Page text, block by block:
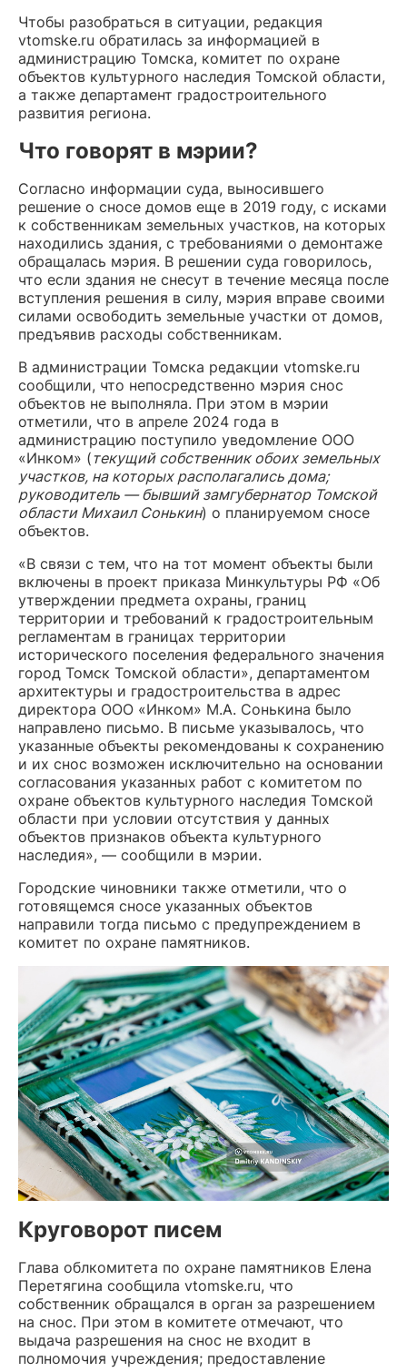
Чтобы разобраться в ситуации, редакция
vtomske.ru обратилась за информацией в
администрацию Томска, комитет по охране
объектов культурного наследия Томской области,
а также департамент градостроительного
развития региона.
Что говорят в мэрии?
Согласно информации суда, выносившего
решение о сносе домов еще в 2019 году, с исками
к собственникам земельных участков, на которых
находились здания, с требованиями о демонтаже
обращалась мэрия. В решении суда говорилось,
что если здания не снесут в течение месяца после
вступления решения в силу, мэрия вправе своими
силами освободить земельные участки от домов,
предъявив расходы собственникам.
В администрации Томска редакции vtomske.ru
сообщили, что непосредственно мэрия снос
объектов не выполняла. При этом в мэрии
отметили, что в апреле 2024 года в
администрацию поступило уведомление ООО
«Инком» (текущий собственник обоих земельных
участков, на которых располагались дома;
руководитель — бывший замгубернатор Томской
области Михаил Сонькин) о планируемом сносе
объектов.
«В связи с тем, что на тот момент объекты были
включены в проект приказа Минкультуры РФ «Об
утверждении предмета охраны, границ
территории и требований к градостроительным
регламентам в границах территории
исторического поселения федерального значения
город Томск Томской области», департаментом
архитектуры и градостроительства в адрес
директора ООО «Инком» М.А. Сонькина было
направлено письмо. В письме указывалось, что
указанные объекты рекомендованы к сохранению
и их снос возможен исключительно на основании
согласования указанных работ с комитетом по
охране объектов культурного наследия Томской
области при условии отсутствия у данных
объектов признаков объекта культурного
наследия», — сообщили в мэрии.
Городские чиновники также отметили, что о
готовящемся сносе указанных объектов
направили тогда письмо с предупреждением в
комитет по охране памятников.
Круговорот писем
Глава облкомитета по охране памятников Елена
Перетягина сообщила vtomske.ru, что
собственник обращался в орган за разрешением
на снос. При этом в комитете отмечают, что
выдача разрешения на снос не входит в
полномочия учреждения; предоставление